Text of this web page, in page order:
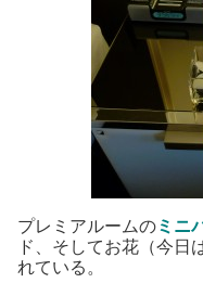
プレミアルームのミニ
ド、そしてお花（今日
れている。